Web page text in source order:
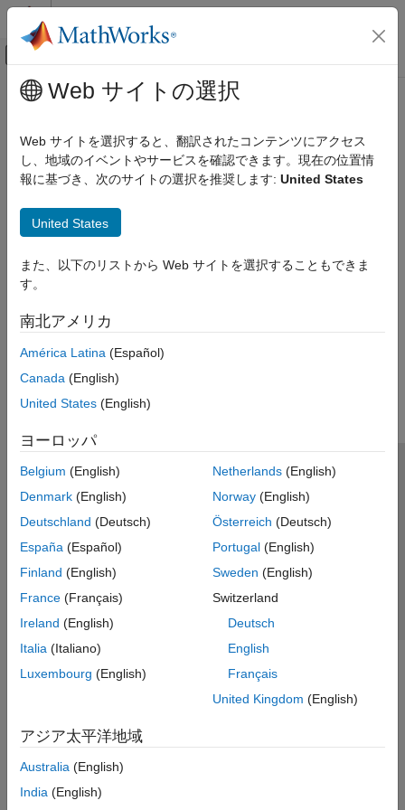
コンテンツへスキップ
オフキャンバス ナビゲーション メ
ドキュメンテーションのホーム
メインコンテンツ
Web サイトの選択
Web サイトを選択すると、翻訳されたコンテンツにアクセス
し、地域のイベントやサービスを確認できます。現在の位置情
報に基づき、次のサイトの選択を推奨します: United States
United States
また、以下のリストから Web サイトを選択することもできま
す。
南北アメリカ
América Latina (Español)
Canada (English)
United States (English)
ヨーロッパ
Belgium (English)
Denmark (English)
Deutschland (Deutsch)
España (Español)
Finland (English)
France (Français)
Ireland (English)
Italia (Italiano)
Luxembourg (English)
Netherlands(English)
Norway(English)
Österreich (Deutsch)
Portugal(English)
Sweden (English)
Switzerland
Deutsch
English
Français
United Kingdom (English)
アジア太平洋地域
Australia (English)
India (English)
トラストセンター
プライバシー ポリシー
違法コピー防止
アプリケーション ステータス
© 1994-2026 The MathWorks, Inc.